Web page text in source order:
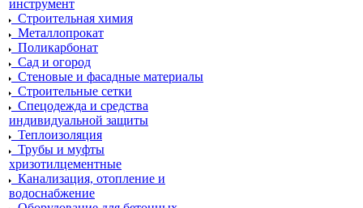
инструмент
Строительная химия
Металлопрокат
Поликарбонат
Сад и огород
Стеновые и фасадные материалы
Строительные сетки
Спецодежда и средства
индивидуальной защиты
Теплоизоляция
Трубы и муфты
хризотилцементные
Канализация, отопление и
водоснабжение